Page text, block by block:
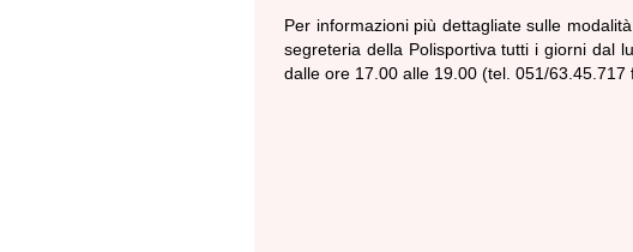
Per informazioni più dettagliate sulle
segreteria della Polisportiva tutti i giorni dal
dalle ore 17.00 alle 19.00 (tel. 051/63.45.717